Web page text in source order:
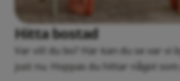
Hitta bostad
Var vill du bo? Här kan du se var vi
just nu. Hoppas du hittar något som